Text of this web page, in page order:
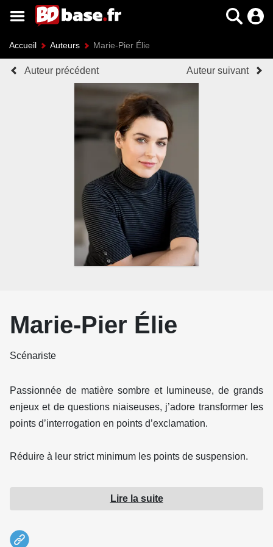
Accueil Auteurs Marie-Pier Élie
Auteur précédent Auteur suivant
Marie-Pier Élie
Scénariste
Passionnée de matière sombre et lumineuse, de grands
enjeux et de questions niaiseuses, j’adore transformer les
points d’interrogation en points d’exclamation.
Réduire à leur strict minimum les points de suspension.
Et c’est ce que mon travail de journaliste scientifique me
permet de faire depuis une douzaine d’années.
À la télé, je collabore à l’émission Le Code Chastenay,
Lire la suite